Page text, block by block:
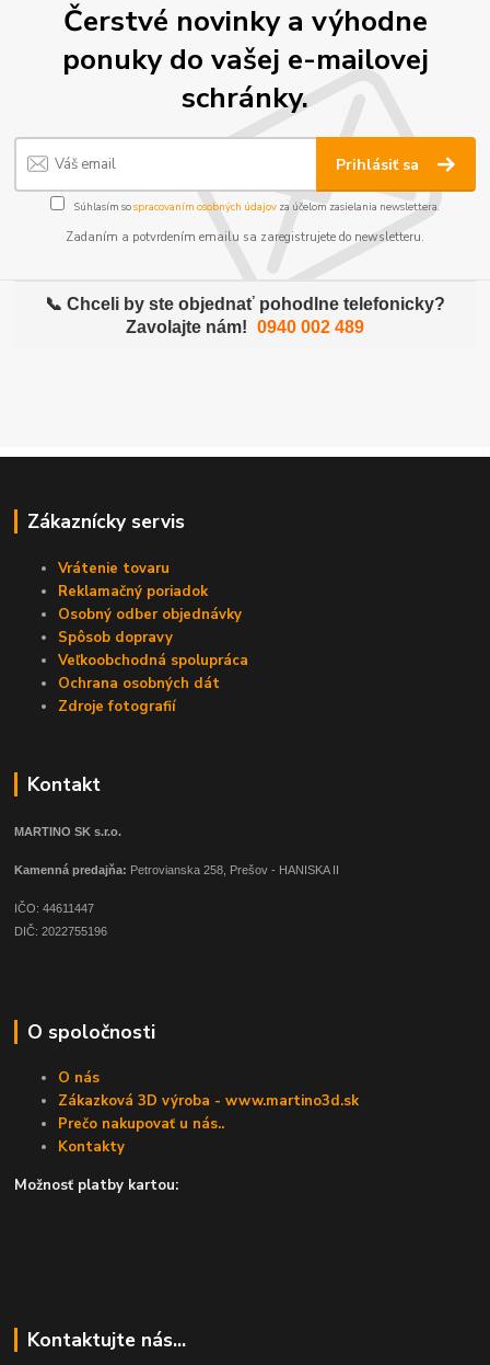
Čerstvé novinky a výhodne
ponuky do vašej e-mailovej
schránky.
Prihlásiť sa
Súhlasím sospracovaním osobných údajov za účelom zasielania newslettera.
Zadaním a potvrdením emailu sa zaregistrujete do newsletteru.
📞 Chceli by ste objednať pohodlne telefonicky?
Zavolajte nám! 0940 002 489
Zákaznícky servis
Vrátenie tovaru
Reklamačný poriadok
Osobný odber objednávky
Spôsob dopravy
Veľkoobchodná spolupráca
Ochrana osobných dát
Zdroje fotografií
Kontakt
MARTINO SK s.r.o.
Kamenná predajňa: Petrovianska 258, Prešov - HANISKA II
IČO: 44611447
DIČ: 2022755196
O spoločnosti
O nás
Zákazková 3D výroba - www.martino3d.sk
Prečo nakupovať u nás..
Kontakty
Možnosť platby kartou:
Kontaktujte nás...